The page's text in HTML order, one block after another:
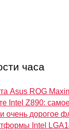
часа
Asus ROG
Intel Z890:
очень дорогое
Intel